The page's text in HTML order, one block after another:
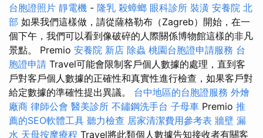
台胞證照片 靜電機 - 隆乳 殺蟑螂 眼科診所 裝潢 安養院 北
部 如果我們這樣做，請從薩格勒布（Zagreb）開始，在一
個下午，我們可以看到像破碎的人際關係博物館這樣的非凡
景點。 Premio 安養院 新店 除蟲 桃園台胞證申請服務 台
胞證申請 Travel可能會限制客戶個人數據的處理，直到客
戶對客戶個人數據的正確性和真實性進行檢查，如果客戶對
給定數據的準確性提出異議。 台中地區的台胞證服務 外燴
廠商 律師公會 醫美診所 不鏽鋼洗手台 子母車 Premio 推
薦的SEO軟體工具 聽力檢查 居家清潔費用參考表 牆壁 漏
水 天母按摩療程 Travel將此類個人數據告知接收者有關客